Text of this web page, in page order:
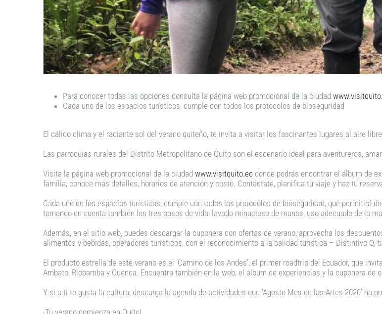
Para conocer todas las opciones consulta la página web promocional de la ciudad
Cada uno de los espacios turísticos, cumple con todos los protocolos de bioseguridad
El cálido clima y el radiante sol del verano quiteño, te invita a visitar los fascinantes lugares al aire
Las parroquias rurales del Distrito Metropolitano de Quito son el escenario ideal para aventureros,
Visita la página web promocional de la ciudad www.visitquito.ec donde podrás encontrar el álbum de
familia; conoce más detalles, horarios de atención y costo. Contáctate, planifica tu viaje y haz tu
Cada uno de los espacios turísticos, cumple con todos los protocolos de bioseguridad, que permitirá
tomando en cuenta también los tres pasos de vida: lavado minucioso de manos, uso adecuado de la
Además, en el sitio web, puedes descargar la cuponera con ofertas de verano, aprovecha los
alimentos y bebidas, operadores turísticos, con el reconocimiento a la calidad turística – Distintivo Q,
El producto estrella de este verano es el ‘Camino de los Andes’, el primer roadtrip del Ecuador, que
Ambato, Riobamba y Cuenca. Encuentra también en la web, el álbum de experiencias y la cuponera
Y si a ti te gusta la cultura, descarga la agenda de actividades que ‘Agosto Mes de las Artes 2020’ ha